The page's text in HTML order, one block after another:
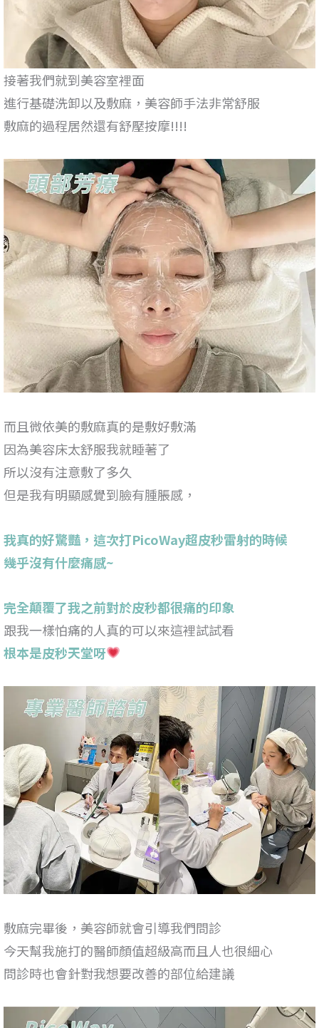
接著我們就到美容室裡面
進行基礎洗卸以及敷麻，美容師手法非常舒服
敷麻的過程居然還有舒壓按摩!!!!
而且微依美的敷麻真的是敷好敷滿
因為美容床太舒服我就睡著了
所以沒有注意敷了多久
但是我有明顯感覺到臉有腫脹感，
我真的好驚豔，這次打PicoWay超皮秒雷射的時候
幾乎沒有什麼痛感~
完全顛覆了我之前對於皮秒都很痛的印象
跟我一樣怕痛的人真的可以來這裡試試看
根本是皮秒天堂呀
敷麻完畢後，美容師就會引導我們問診
今天幫我施打的醫師顏值超級高而且人也很細心
問診時也會針對我想要改善的部位給建議